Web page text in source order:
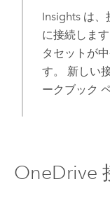
Insightsは、
に接続しま
タセットが
す。 新しい
ークブック
OneDrive